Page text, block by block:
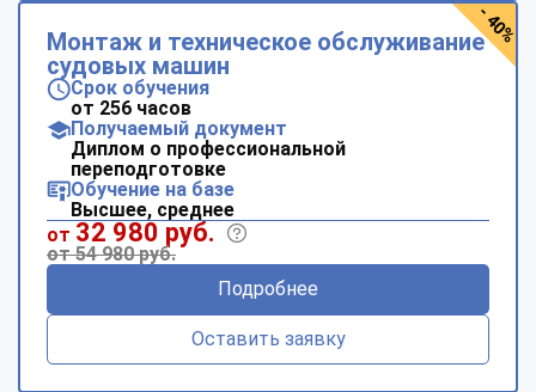
Монтаж и техническое обслуживание
судовых машин
Срок обучения
от 256 часов
Получаемый документ
Диплом о профессиональной
переподготовке
Обучение на базе
Высшее, среднее
от 32 980 руб.
от 54 980 руб.
Подробнее
Оставить заявку
- 40%